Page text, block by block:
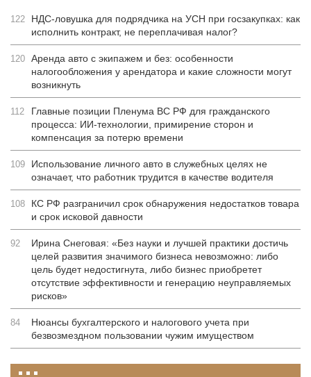
122
НДС-ловушка для подрядчика на УСН при госзакупках: как
исполнить контракт, не переплачивая налог?
120 Аренда авто с экипажем и без: особенности
налогообложения у арендатора и какие сложности могут
возникнуть
112
Главные позиции Пленума ВС РФ для гражданского
процесса: ИИ-технологии, примирение сторон и
компенсация за потерю времени
109
Использование личного авто в служебных целях не
означает, что работник трудится в качестве водителя
108
КС РФ разграничил срок обнаружения недостатков товара
и срок исковой давности
92
Ирина Снеговая: «Без науки и лучшей практики достичь
целей развития значимого бизнеса невозможно: либо
цель будет недостигнута, либо бизнес приобретет
отсутствие эффективности и генерацию неуправляемых
рисков»
84
Нюансы бухгалтерского и налогового учета при
безвозмездном пользовании чужим имуществом